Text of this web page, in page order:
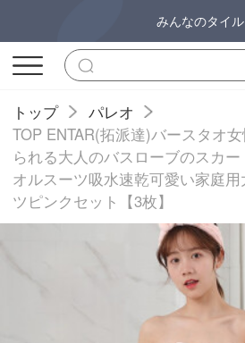
みんなのタイル
トップ
パレオ
TOP ENTAR(拓派達)バースタオ
られる大人のバスローブのスカ
オルスーツ吸水速乾可愛い家庭
ツピンクセット【3枚】